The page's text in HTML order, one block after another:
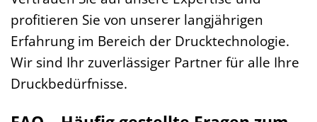
profitieren Sie von unserer langjährigen
Erfahrung im Bereich der Drucktechnologie.
Wir sind Ihr zuverlässiger Partner für alle Ihre
Druckbedürfnisse.